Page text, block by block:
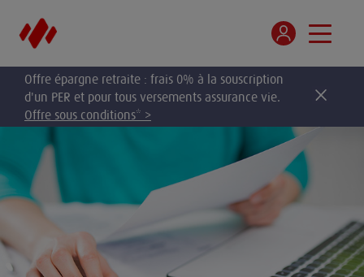
Offre épargne retraite : frais 0% à la souscription
d'un PER et pour tous versements assurance vie.
Offre sous conditions* >